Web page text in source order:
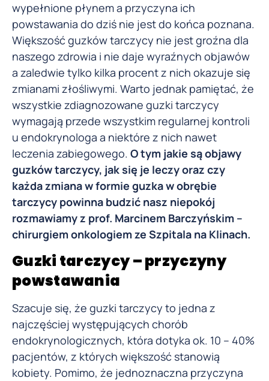
wypełnione płynem a przyczyna ich
powstawania do dziś nie jest do końca poznana.
Większość guzków tarczycy nie jest groźna dla
naszego zdrowia i nie daje wyraźnych objawów
a zaledwie tylko kilka procent z nich okazuje się
zmianami złośliwymi. Warto jednak pamiętać, że
wszystkie zdiagnozowane guzki tarczycy
wymagają przede wszystkim regularnej kontroli
u endokrynologa a niektóre z nich nawet
leczenia zabiegowego. O tym jakie są objawy
guzków tarczycy, jak się je leczy oraz czy
każda zmiana w formie guzka w obrębie
tarczycy powinna budzić nasz niepokój
rozmawiamy z prof. Marcinem Barczyńskim –
chirurgiem onkologiem ze Szpitala na Klinach.
Guzki tarczycy – przyczyny
powstawania
Szacuje się, że guzki tarczycy to jedna z
najczęściej występujących chorób
endokrynologicznych, która dotyka ok. 10 – 40%
pacjentów, z których większość stanowią
kobiety. Pomimo, że jednoznaczna przyczyna